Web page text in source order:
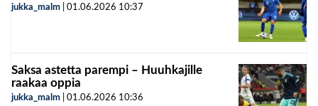
jukka_malm 01.06.2026 10:37
Saksa astetta parempi – Huuhkajille
raakaa oppia
jukka_malm 01.06.2026 10:36